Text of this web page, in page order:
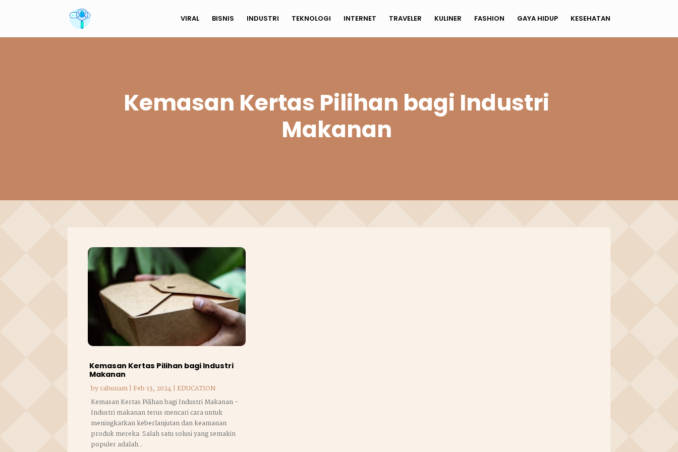
VIRAL BISNIS INDUSTRI TEKNOLOGI INTERNET TRAVELER KULINER FASHION GAYA HIDUP KESEHATAN
Kemasan Kertas Pilihan bagi Industri
Makanan
Kemasan Kertas Pilihan bagi Industri
Makanan
byrabunam| Feb 13, 2024| EDUCATION
Kemasan Kertas Pilihan bagi Industri Makanan -
Industri makanan terus mencari cara untuk
meningkatkan keberlanjutan dan keamanan
produk mereka. Salah satu solusi yang semakin
populer adalah...